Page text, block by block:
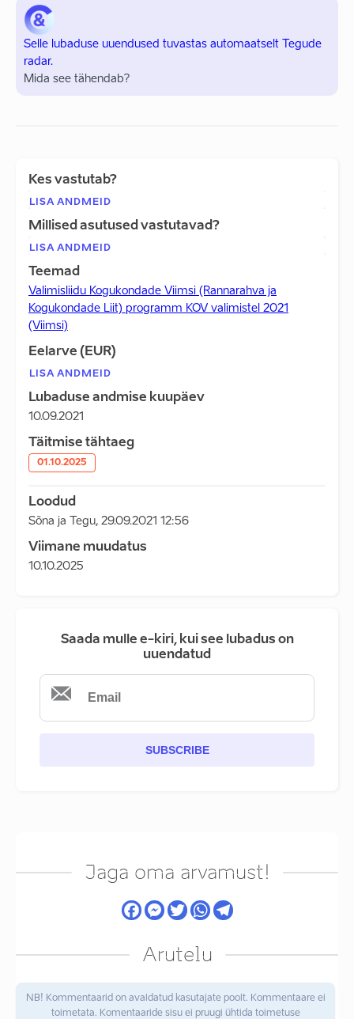
Selle lubaduse uuendused tuvastas automaatselt Tegude
radar.
Mida see tähendab?
Kes vastutab?
LISA ANDMEID
Millised asutused vastutavad?
LISA ANDMEID
Teemad
Valimisliidu Kogukondade Viimsi (Rannarahva ja
Kogukondade Liit) programm KOV valimistel 2021
(Viimsi)
Eelarve (EUR)
LISA ANDMEID
Lubaduse andmise kuupäev
10.09.2021
Täitmise tähtaeg
01.10.2025
Loodud
Sõna ja Tegu, 29.09.2021 12:56
Viimane muudatus
10.10.2025
Saada mulle e-kiri, kui see lubadus on
uuendatud
SUBSCRIBE
Jaga oma arvamust!
Arutelu
NB! Kommentaarid on avaldatud kasutajate poolt. Kommentaare ei
toimetata. Komentaaride sisu ei pruugi ühtida toimetuse